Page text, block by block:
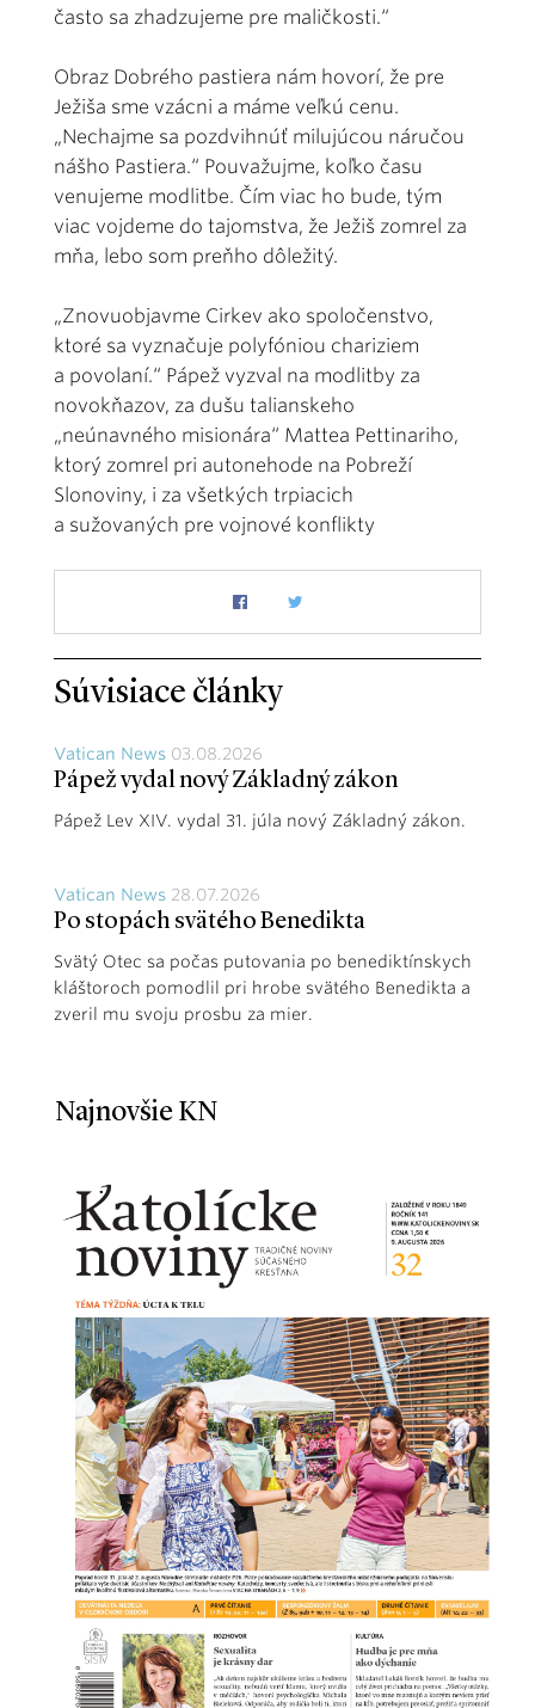
často sa zhadzujeme pre maličkosti.“
Obraz Dobrého pastiera nám hovorí, že pre
Ježiša sme vzácni a máme veľkú cenu.
„Nechajme sa pozdvihnúť milujúcou náručou
nášho Pastiera.“ Pouvažujme, koľko času
venujeme modlitbe. Čím viac ho bude, tým
viac vojdeme do tajomstva, že Ježiš zomrel za
mňa, lebo som preňho dôležitý.
„Znovuobjavme Cirkev ako spoločenstvo,
ktoré sa vyznačuje polyfóniou chariziem
a povolaní.“ Pápež vyzval na modlitby za
novokňazov, za dušu talianskeho
„neúnavného misionára“ Mattea Pettinariho,
ktorý zomrel pri autonehode na Pobreží
Slonoviny, i za všetkých trpiacich
a sužovaných pre vojnové konflikty
Súvisiace články
Vatican News 03.08.2026
Pápež vydal nový Základný zákon
Pápež Lev XIV. vydal 31. júla nový Základný zákon.
Vatican News 28.07.2026
Po stopách svätého Benedikta
Svätý Otec sa počas putovania po benediktínskych
kláštoroch pomodlil pri hrobe svätého Benedikta a
zveril mu svoju prosbu za mier.
Najnovšie KN